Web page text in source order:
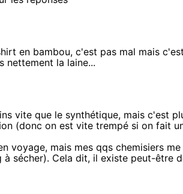
en bambou, c'est pas mal mais
nettement la laine...
vite que le synthétique, mais c'est
(donc on est vite trempé si on fait
voyage, mais mes qqs chemisiers
sécher). Cela dit, il existe peut-être